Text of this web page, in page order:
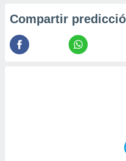
Compartir